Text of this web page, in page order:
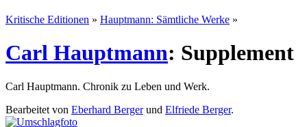
Kritische Editionen » Hauptmann: Sämtliche Werke »
Carl Hauptmann: Supplement
Carl Hauptmann. Chronik zu Leben und Werk.
Bearbeitet von Eberhard Bergerund Elfriede Berger.